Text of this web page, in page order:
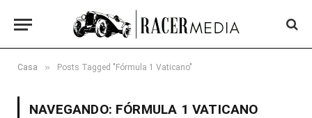
Casa » Posts Tagged "Fórmula 1 Vaticano"
NAVEGANDO: FÓRMULA 1 VATICANO